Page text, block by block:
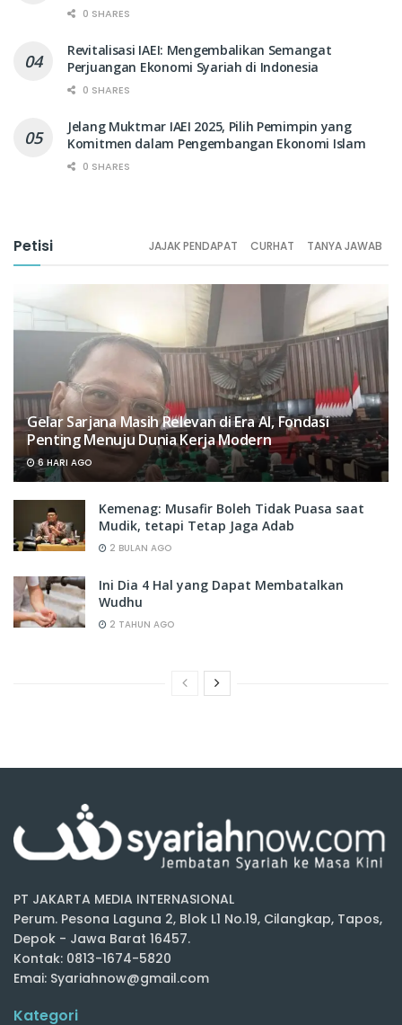
0 SHARES
Revitalisasi IAEI: Mengembalikan Semangat
Perjuangan Ekonomi Syariah di Indonesia
0 SHARES
Jelang Muktmar IAEI 2025, Pilih Pemimpin yang
Komitmen dalam Pengembangan Ekonomi Islam
0 SHARES
Petisi JAJAK PENDAPAT CURHAT TANYA JAWAB
Gelar Sarjana Masih Relevan di Era AI, Fondasi
Penting Menuju Dunia Kerja Modern
6 HARI AGO
Kemenag: Musafir Boleh Tidak Puasa saat
Mudik, tetapi Tetap Jaga Adab
2 BULAN AGO
Ini Dia 4 Hal yang Dapat Membatalkan
Wudhu
2 TAHUN AGO
PT JAKARTA MEDIA INTERNASIONAL
Perum. Pesona Laguna 2, Blok L1 No.19, Cilangkap, Tapos,
Depok - Jawa Barat 16457.
Kontak: 0813-1674-5820
Emai: Syariahnow@gmail.com
Kategori